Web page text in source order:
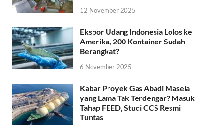
12 November 2025
Ekspor Udang Indonesia Lolos ke
Amerika, 200 Kontainer Sudah
Berangkat?
6 November 2025
Kabar Proyek Gas Abadi Masela
yang Lama Tak Terdengar? Masuk
Tahap FEED, Studi CCS Resmi
Tuntas